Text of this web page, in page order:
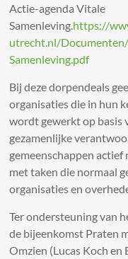
Actie-agenda Vitale
Samenleving.https://
utrecht.nl/
Samenleving.pdf
Bij deze dorpendeals
organisaties die in hun
wordt gewerkt op basis
gezamenlijke
gemeenschappen actief
met taken die normaal
organisaties en
Ter ondersteuning van
de bijeenkomst Praten
Omzien (Lucas Koch en